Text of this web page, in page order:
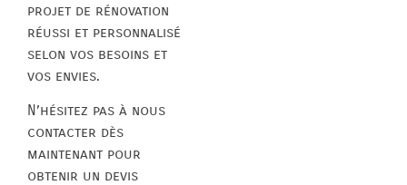
projet de rénovation
réussi et personnalisé
selon vos besoins et
vos envies.
N’hésitez pas à nous
contacter dès
maintenant pour
obtenir un devis